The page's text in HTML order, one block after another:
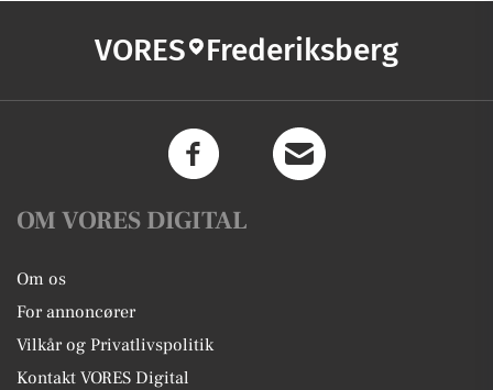
VORES Frederiksberg
OM VORES DIGITAL
Om os
For annoncører
Vilkår og Privatlivspolitik
Kontakt VORES Digital